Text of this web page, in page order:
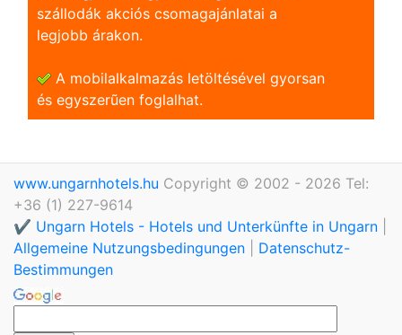
szállodák akciós csomagajánlatai a
legjobb árakon.
A mobilalkalmazás letöltésével gyorsan
és egyszerũen foglalhat.
www.ungarnhotels.hu Copyright © 2002 - 2026 Tel:
+36 (1) 227-9614
✔️ Ungarn Hotels - Hotels und Unterkünfte in Ungarn
Allgemeine Nutzungsbedingungen
Datenschutz-
Bestimmungen